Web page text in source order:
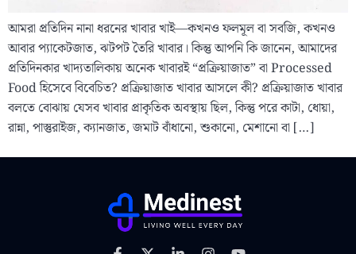
আমরা প্রতিদিন নানা ধরনের খাবার খাই—কখনও ফলমূল বা সবজি, কখনও
আবার প্যাকেটজাত, ঝটপট তৈরি খাবার। কিন্তু আপনি কি জানেন, আমাদের
প্রতিদিনকার খাদ্যতালিকায় অনেক খাবারই “প্রক্রিয়াজাত” বা Processed
Food হিসেবে বিবেচিত? প্রক্রিয়াজাত খাবার আসলে কী? প্রক্রিয়াজাত খাবার
বলতে বোঝায় যেসব খাবার প্রাকৃতিক অবস্থায় ছিল, কিন্তু পরে কাটা, ধোয়া,
রান্না, পাস্তুরাইজ, ক্যানজাত, জমাট বাঁধানো, শুকানো, মেশানো বা […]